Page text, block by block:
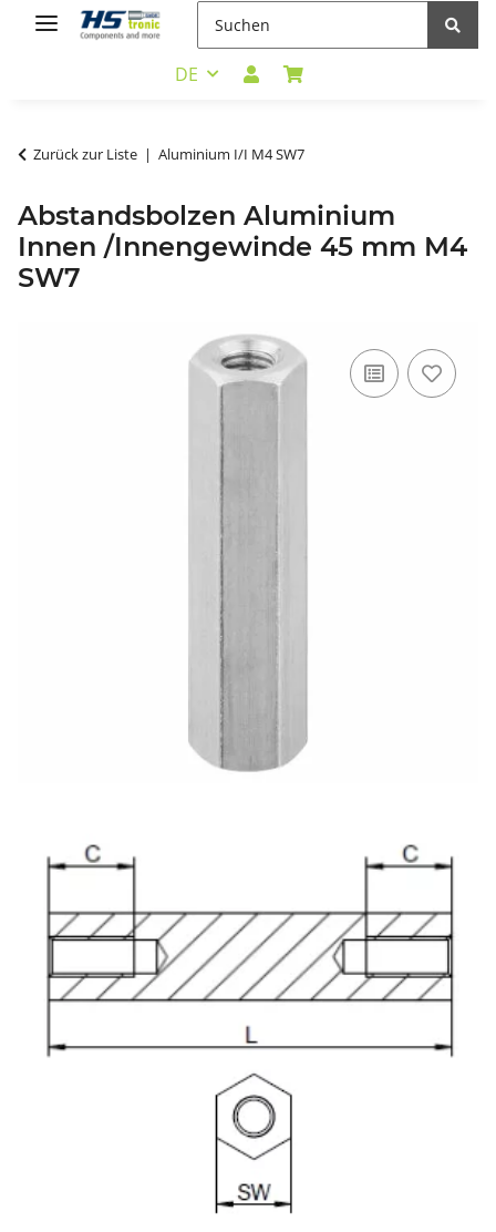
DE
Zurück zur Liste Aluminium I/I M4 SW7
Abstandsbolzen Aluminium
Innen /Innengewinde 45 mm M4
SW7